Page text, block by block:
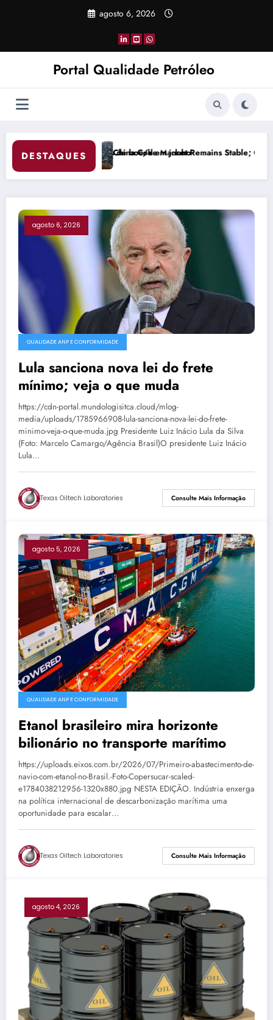
agosto 6, 2026
Portal Qualidade Petróleo
DESTAQUES
Stable; Overall Supply and Demand BalancedGasolina passa a ter
agosto 6, 2026
QUALIDADE ANP E CONFORMIDADE
Lula sanciona nova lei do frete
mínimo; veja o que muda
https://cdn-portal.mundologisitca.cloud/mlog-
media/uploads/1785966908-lula-sanciona-nova-lei-do-frete-
minimo-veja-o-que-muda.jpg Presidente Luiz Inácio Lula da Silva
(Foto: Marcelo Camargo/Agência Brasil)O presidente Luiz Inácio
Lula…
Texas Oiltech Laboratories Consulte Mais Informação
agosto 5, 2026
QUALIDADE ANP E CONFORMIDADE
Etanol brasileiro mira horizonte
bilionário no transporte marítimo
https://uploads.eixos.com.br/2026/07/Primeiro-abastecimento-de-
navio-com-etanol-no-Brasil.-Foto-Copersucar-scaled-
e1784038212956-1320x880.jpg NESTA EDIÇÃO. Indústria enxerga
na política internacional de descarbonização marítima uma
oportunidade para escalar…
Texas Oiltech Laboratories Consulte Mais Informação
agosto 4, 2026